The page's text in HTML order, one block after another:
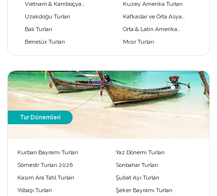
Vietnam & Kamboçya
Kuzey Amerika Turları
Uzakdoğu Turları
Kafkaslar ve Orta Asya
Bali Turları
Orta & Latin Amerika
Benelüx Turları Mısır Turları
Tur Dönemleri
Kurban Bayramı Turları
Yaz Dönemi Turları
Sömestr Turları 2026
Sonbahar Turları
Kasım Ara Tatil Turları
Şubat Ayı Turları
Yılbaşı Turları
Şeker Bayramı Turları